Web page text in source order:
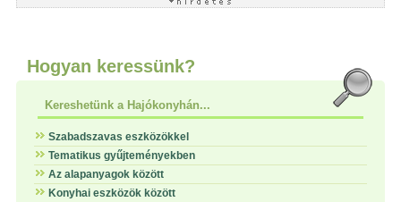
Hogyan keressünk?
Kereshetünk a Hajókonyhán...
Szabadszavas eszközökkel
Tematikus gyűjteményekben
Az alapanyagok között
Konyhai eszközök között